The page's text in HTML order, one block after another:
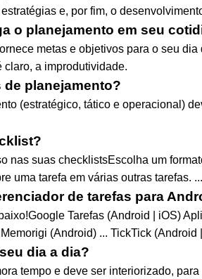
e, por fim, o
o planejamento em seu
metas e objetivos para o seu
claro, a improdutividade.
planejamento?
(estratégico, tático e operacional)
nas suas checklistsEscolha um
uma tarefa em várias outras tarefas.
de tarefas para
Tarefas (Android | iOS)
(Android) ... TickTick
dia a dia?
tempo e deve ser interiorizado,